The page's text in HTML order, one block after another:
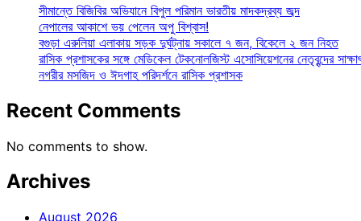
সীমান্তে বিজিবির অভিযানে বিপুল পরিমান ভারতীয় মাদকদ্রব্য জব্দ
নেপালের আকাশে ভয় পেলেন অপু বিশ্বাস!
বগুড়া এরুলিয়া এলাকায় সড়ক দুর্ঘট্নায় সকালে ৭ জন, বিকেলে ২ জন নিহত
রাসিক প্রশাসকের সঙ্গে মেডিকেল টেকনোলজিস্ট এসোসিয়েশনের নেতৃবৃন্দের
নগরীর মসজিদ ও ঈদগাহ পরিদর্শনে রাসিক প্রশাসক
Recent Comments
No comments to show.
Archives
August 2026